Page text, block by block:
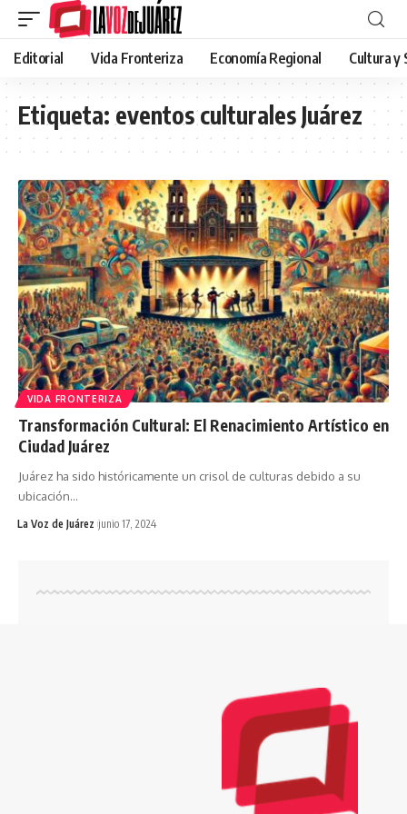
Editorial Vida Fronteriza Economía Regional Cultura y
Etiqueta:eventos culturales Juárez
VIDA FRONTERIZA
Transformación Cultural: El Renacimiento Artístico en
Ciudad Juárez
Juárez ha sido históricamente un crisol de culturas debido a su
ubicación…
La Voz de Juárez junio 17, 2024